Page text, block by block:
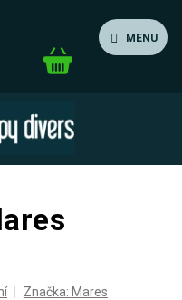
MENU
Nákupní
Značka: Mares